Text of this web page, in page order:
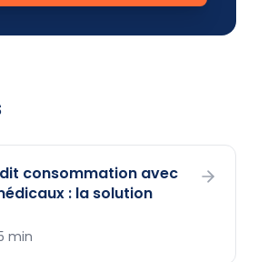
consommation avec
: la solution
min